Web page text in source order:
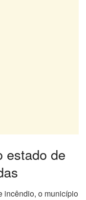
estado de
incêndio, o município